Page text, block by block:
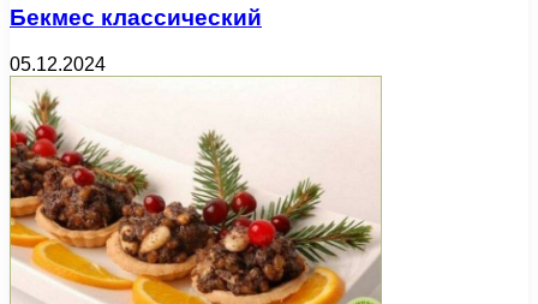
Бекмес классический
05.12.2024